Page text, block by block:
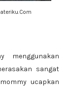
menggunakan
sangat
ucapkan